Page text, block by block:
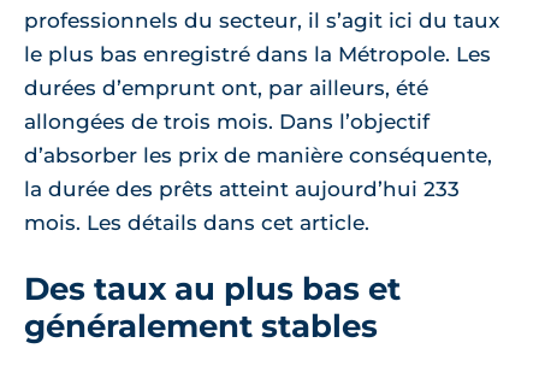
professionnels du secteur, il s’agit ici du taux
le plus bas enregistré dans la Métropole. Les
durées d’emprunt ont, par ailleurs, été
allongées de trois mois. Dans l’objectif
d’absorber les prix de manière conséquente,
la durée des prêts atteint aujourd’hui 233
mois. Les détails dans cet article.
Des taux au plus bas et
généralement stables